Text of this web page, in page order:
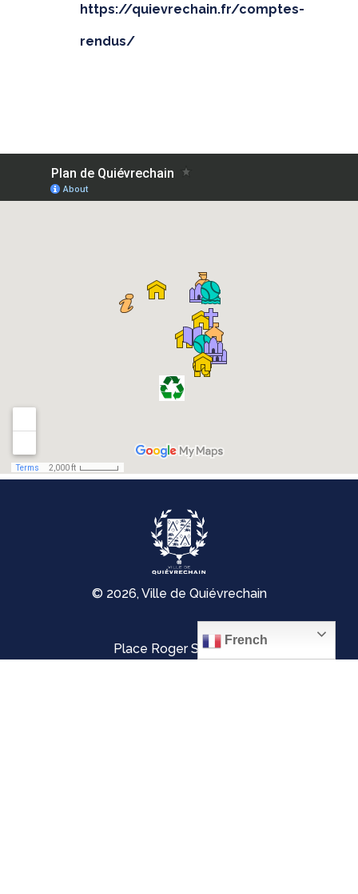
https://quievrechain.fr/comptes-
rendus/
© 2026, Ville de Quiévrechain
Place Roger Salengro
French